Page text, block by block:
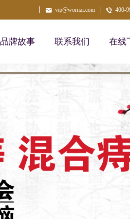
vip@wornai.com 400-
品牌故事 联系我们 在线